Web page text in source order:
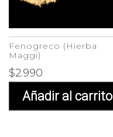
Fenogreco (Hierba
Maggi)
$2.990
Añadir al carrito